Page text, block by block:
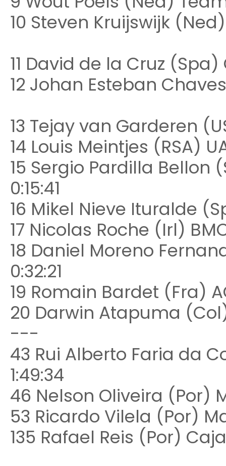
10 Steven Kruijswijk
11 David de la Cruz (Spa)
12 Johan Esteban
13 Tejay van Garderen
14 Louis Meintjes (RSA)
15 Sergio Pardilla Bellon
0:15:41
16 Mikel Nieve Ituralde
17 Nicolas Roche (Irl)
18 Daniel Moreno
0:32:21
19 Romain Bardet (Fra)
20 Darwin Atapuma
---
43 Rui Alberto Faria da
1:49:34
46 Nelson Oliveira (Por)
53 Ricardo Vilela (Por)
135 Rafael Reis (Por)